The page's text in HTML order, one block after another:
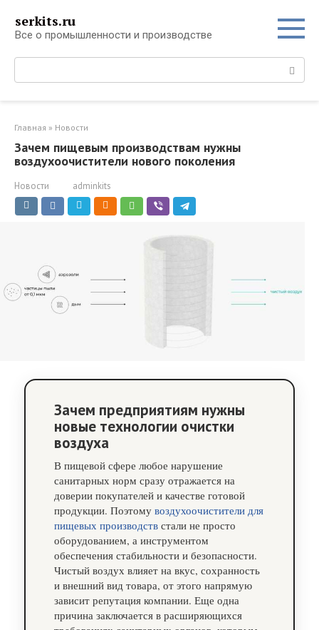
контенту
serkits.ru
Все о промышленности и производстве
Поиск:
Главная » Новости
Зачем пищевым производствам нужны
воздухоочистители нового поколения
Новости adminkits
Зачем предприятиям нужны
новые технологии очистки
воздуха
В пищевой сфере любое нарушение
санитарных норм сразу отражается на
доверии покупателей и качестве готовой
продукции. Поэтомувоздухоочистители для
пищевых производств стали не просто
оборудованием, а инструментом
обеспечения стабильности и безопасности.
Чистый воздух влияет на вкус, сохранность
и внешний вид товара, от этого напрямую
зависит репутация компании. Еще одна
причина заключается в расширяющихся